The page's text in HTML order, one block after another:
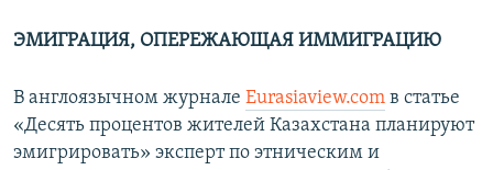
ЭМИГРАЦИЯ, ОПЕРЕЖАЮЩАЯ ИММИГРАЦИЮ
В англоязычном журнале Eurasiaview.com в статье
«Десять процентов жителей Казахстана планируют
эмигрировать» эксперт по этническим и